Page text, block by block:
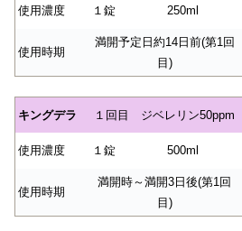
使用濃度 １錠 250ml
使用時期
満開予定日約14日前(第1回
目)
キングデラ １回目 ジベレリン50ppm
使用濃度 １錠 500ml
使用時期
満開時～満開3日後(第1回
目)